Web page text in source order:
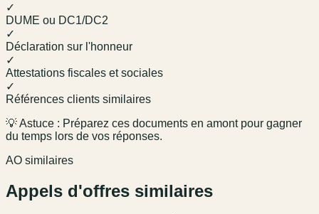
✓
DUME ou DC1/DC2
✓
Déclaration sur l'honneur
✓
Attestations fiscales et sociales
✓
Références clients similaires
💡 Astuce : Préparez ces documents en amont pour gagner
du temps lors de vos réponses.
AO similaires
Appels d'offres similaires